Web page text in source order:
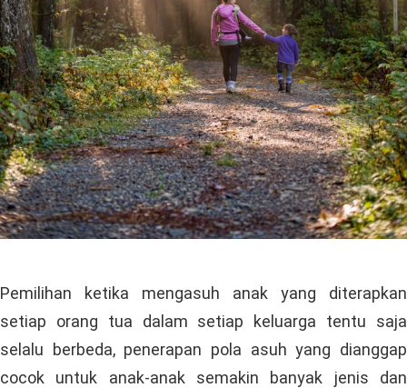
Pemilihan ketika mengasuh anak yang diterapkan
setiap orang tua dalam setiap keluarga tentu saja
selalu berbeda, penerapan pola asuh yang dianggap
cocok untuk anak-anak semakin banyak jenis dan